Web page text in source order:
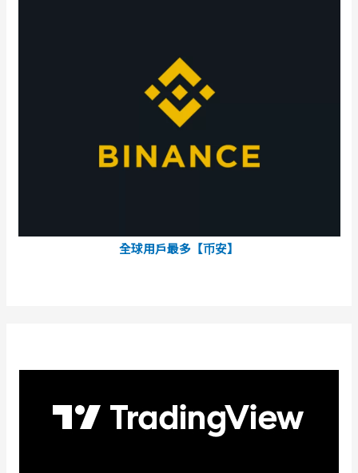
全球用戶最多【币安】